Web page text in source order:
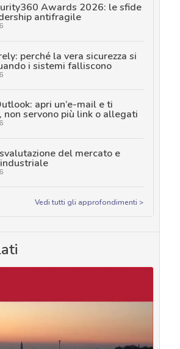
Awards 2026: le sfide
antifragile
perché la vera sicurezza si
i sistemi falliscono
apri un’e-mail e ti
servono più link o allegati
del mercato e
Vedi tutti gli approfondimenti >